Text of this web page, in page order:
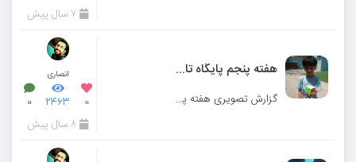
۷ سال پیش
هفته پنجم پایگاه تابستانی
گزارش تصویری هفته پنجم پایگاه تابستانی مدرسه میزان کرج
انصاری
۰ ۲۴۶۳ ۰
۸ سال پیش